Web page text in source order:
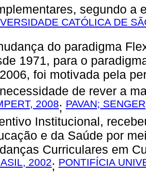
segundo a
CATÓLICA DE
do paradigma
1971, para o
foi motivada pela
de rever a
2008; PAVAN;
Institucional,
e da Saúde por
Curriculares em
2002; PONTIFÍCIA